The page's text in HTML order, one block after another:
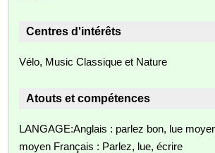
Centres d'intérêts
Vélo, Music Classique et Nature
Atouts et compétences
LANGAGE:Anglais : parlez bon, lue
moyen Français : Parlez, lue, écrire